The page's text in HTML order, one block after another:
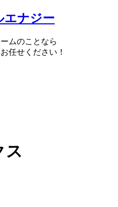
ムのことなら
任せください！
ス